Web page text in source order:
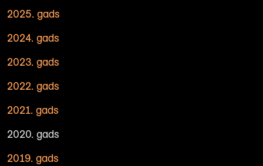
2025. gads
2024. gads
2023. gads
2022. gads
2021. gads
2020. gads
2019. gads